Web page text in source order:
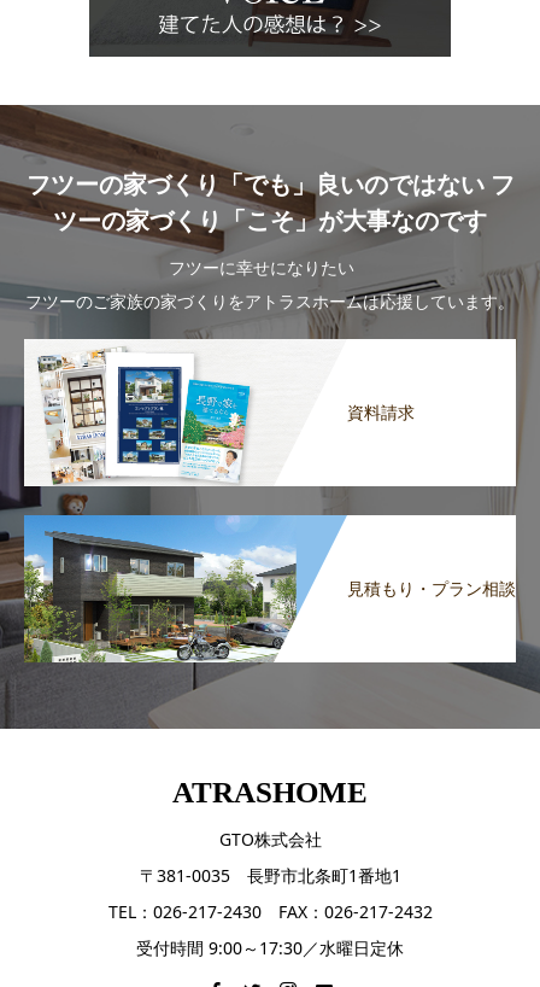
フツーの家づくり「でも」良いのではない フ
ツーの家づくり「こそ」が大事なのです
フツーに幸せになりたい
フツーのご家族の家づくりをアトラスホームは応援しています。
資料請求
見積もり・プラン相談
ATRASHOME
GTO株式会社
〒381-0035 長野市北条町1番地1
TEL：026-217-2430 FAX：026-217-2432
受付時間 9:00～17:30／水曜日定休